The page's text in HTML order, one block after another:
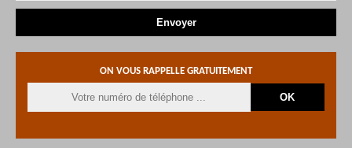
ON VOUS RAPPELLE GRATUITEMENT